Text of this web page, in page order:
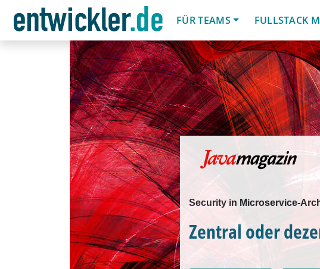
FÜR TEAMS
FULLSTACK
Security in Microservice-
Zentral oder